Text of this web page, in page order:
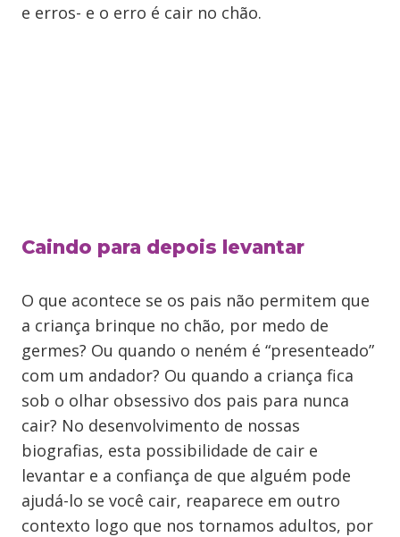
e erros- e o erro é cair no chão.
Caindo para depois levantar
O que acontece se os pais não permitem que
a criança brinque no chão, por medo de
germes? Ou quando o neném é “presenteado”
com um andador? Ou quando a criança fica
sob o olhar obsessivo dos pais para nunca
cair? No desenvolvimento de nossas
biografias, esta possibilidade de cair e
levantar e a confiança de que alguém pode
ajudá-lo se você cair, reaparece em outro
contexto logo que nos tornamos adultos, por